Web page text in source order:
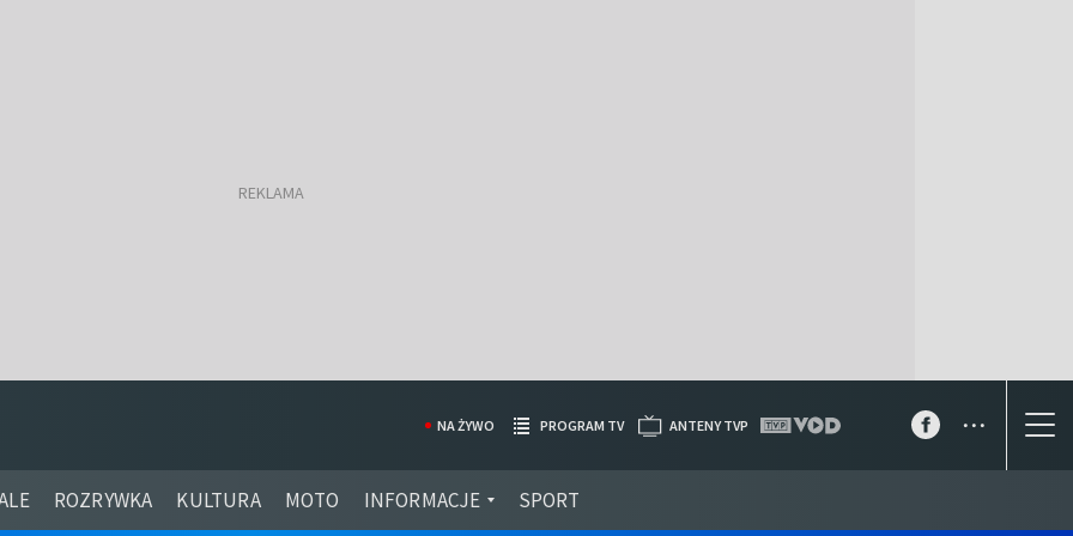
ROZRYWKA KULTURA MOTO INFORMACJE SPORT
NA ŻYWO PROGRAM TV ANTENY TVP ...